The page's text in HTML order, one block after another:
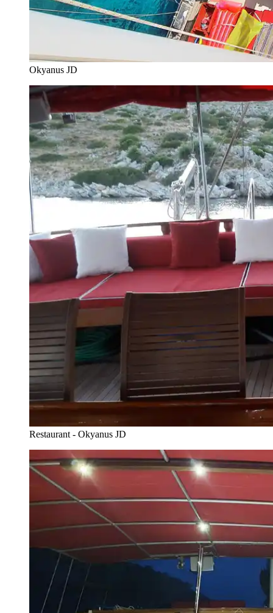
Okyanus JD
Restaurant - Okyanus JD